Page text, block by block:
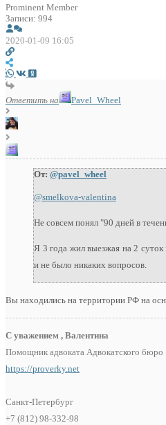
Prominent Member
Записи: 994
2020-01-09 16:05
Ответить на Pavel_Wheel
От: @pavel_wheel
@smelkova-valentina
Не совсем понял "90 дней в
Я 3 года жил выезжая на 2
и не было никаких вопросов.
Вы находились на территории РФ на
С уважением , Валентина
Помощник адвоката Адвокатского
https://proverky.net
Санкт-Петербург
+7 (812) 98-332-98